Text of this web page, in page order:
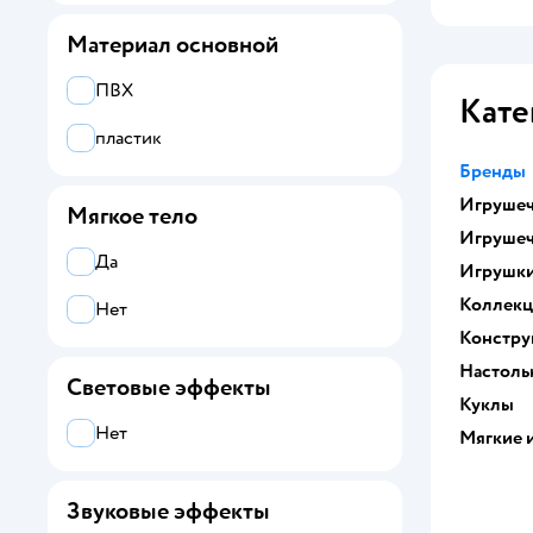
Бренды
Куклы
Мягкие
Monster High
Rainbow High
Shadow High
Материал основной
ПВХ
пластик
Мягкое тело
Да
Нет
Световые эффекты
Нет
Звуковые эффекты